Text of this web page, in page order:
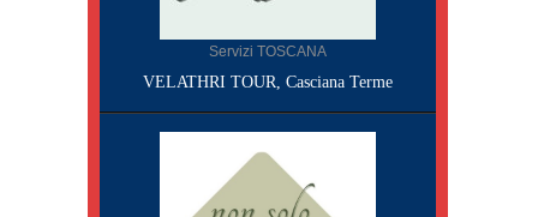
Servizi TOSCANA
VELATHRI TOUR, Casciana Terme